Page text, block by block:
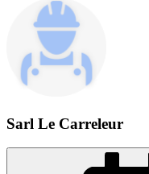
Sarl Le Carreleur